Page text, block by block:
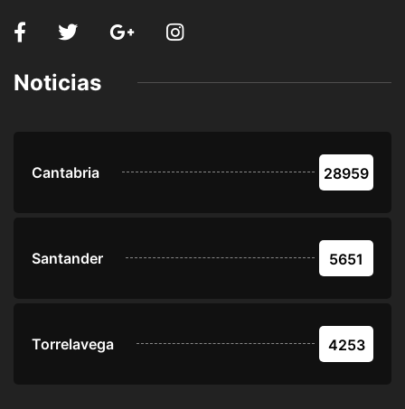
Noticias
Cantabria 28959
Santander 5651
Torrelavega 4253